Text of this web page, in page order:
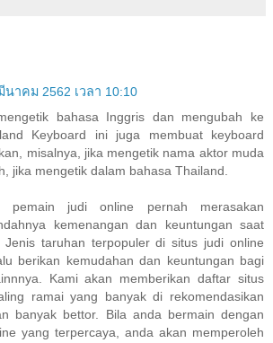
นาคม 2562 เวลา 10:10
bahasa Inggris dan mengubah ke
Keyboard ini juga membuat keyboard
misalnya, jika mengetik nama aktor muda
jika mengetik dalam bahasa Thailand.
pemain judi online pernah merasakan
kemenangan dan keuntungan saat
Jenis taruhan terpopuler di situs judi online
berikan kemudahan dan keuntungan bagi
Kami akan memberikan daftar situs
ramai yang banyak di rekomendasikan
banyak bettor. Bila anda bermain dengan
yang terpercaya, anda akan memperoleh